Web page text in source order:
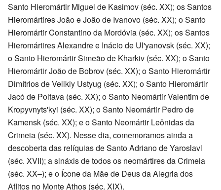
Santo Hieromártir Miguel de Kasimov (séc. XX); os Santos
Hieromártires João e João de Ivanovo (séc. XX); o Santo
Hieromártir Constantino da Mordóvia (séc. XX); os Santos
Hieromártires Alexandre e Inácio de Ul'yanovsk (séc. XX);
o Santo Hieromártir Simeão de Kharkiv (séc. XX); o Santo
Hieromártir João de Bobrov (séc. XX); o Santo Hieromártir
Dimítrios de Velikiy Ustyug (séc. XX); o Santo Hieromártir
Jacó de Poltava (séc. XX); o Santo Neomártir Valentim de
Kropyvnyts'kyi (séc. XX); o Santo Neomártir Pedro de
Kamensk (séc. XX); e o Santo Neomártir Leônidas da
Crimeia (séc. XX). Nesse dia, comemoramos ainda a
descoberta das relíquias de Santo Adriano de Yaroslavl
(séc. XVII); a sináxis de todos os neomártires da Crimeia
(séc. XX–); e o Ícone da Mãe de Deus da Alegria dos
Aflitos no Monte Athos (séc. XIX).